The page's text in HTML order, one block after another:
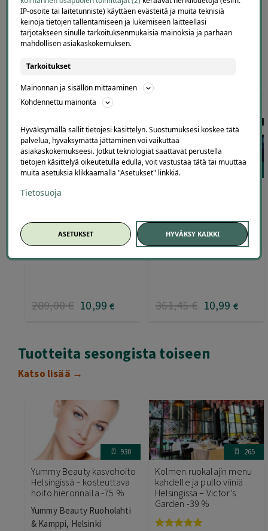
Arvostelu
tuotteesta:
4.00/ 5
Oxford Language Institute
65
Akupainantakurssi
verkossa | -96 %
289,00€ 10,99 € 361,45€ 10,99 €
Tuotteita sesongista toiseen
Katso lisää →
930
Yummy Beauty kasvohoito
Helsingissä – kosteuttava
hoito hieronnalla -75 %
Yummy Beauty Ruoholahti
& Kamppi, Helsinki
265
Kolmen ruokalajin menu
kahdelle ja pullo viiniä
Helsingissä – Victor’s
Garden -39 %
IP-osoite tai laitetunniste) käyttäen evästeitä ja muita teknisiä
keinoja tietojen tallentamiseen ja lukemiseen laitteellasi
tarjotakseen sinulle tarkoituksenmukaisia mainoksia ja parhaan
mahdollisen asiakaskokemuksen.
Tarkoitukset
Mainonnan ja sisällön mittaaminen
Kohdennettu mainonta
Hyväksymällä sallit tietojesi käsittelyn. Suostumuksesi koskee tätä
palvelua, hyväksymättä jättäminen voi vaikuttaa
asiakaskokemukseesi. Jotkut teknologiat saattavat perustella
tietojen käsittelyä oikeutetulla edulla, voit vastustaa tätä tai muuttaa
muita asetuksia klikkaamalla "Asetukset" linkkiä.
Tietosuoja
ASETUKSET HYVÄKSY KAIKKI